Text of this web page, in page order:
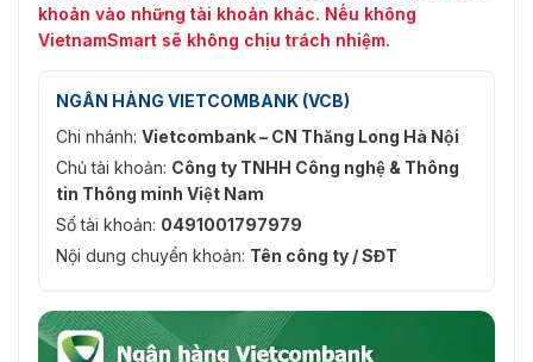
khoản vào những tài khoản khác. Nếu không
VietnamSmart sẽ không chịu trách nhiệm.
NGÂN HÀNG VIETCOMBANK (VCB)
Chi nhánh: Vietcombank – CN Thăng Long Hà Nội
Chủ tài khoản: Công ty TNHH Công nghệ & Thông
tin Thông minh Việt Nam
Số tài khoản: 0491001797979
Nội dung chuyển khoản: Tên công ty / SĐT